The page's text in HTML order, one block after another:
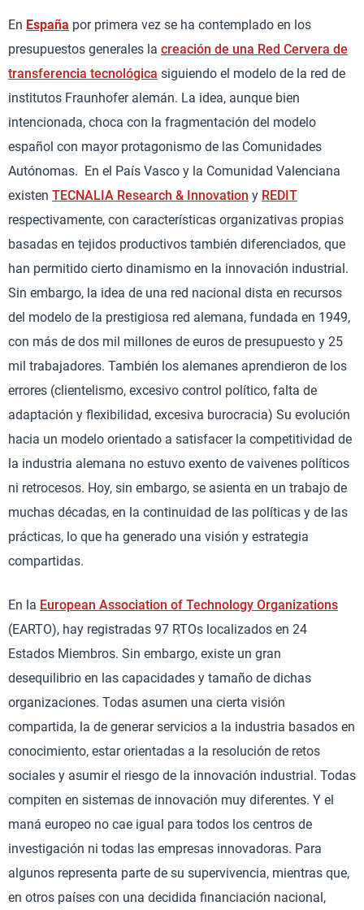
En España por primera vez se ha contemplado en los
presupuestos generales la creación de una Red Cervera de
transferencia tecnológica siguiendo el modelo de la red de
institutos Fraunhofer alemán. La idea, aunque bien
intencionada, choca con la fragmentación del modelo
español con mayor protagonismo de las Comunidades
Autónomas. En el País Vasco y la Comunidad Valenciana
existen TECNALIA Research & Innovation y REDIT
respectivamente, con características organizativas propias
basadas en tejidos productivos también diferenciados, que
han permitido cierto dinamismo en la innovación industrial.
Sin embargo, la idea de una red nacional dista en recursos
del modelo de la prestigiosa red alemana, fundada en 1949,
con más de dos mil millones de euros de presupuesto y 25
mil trabajadores. También los alemanes aprendieron de los
errores (clientelismo, excesivo control político, falta de
adaptación y flexibilidad, excesiva burocracia) Su evolución
hacia un modelo orientado a satisfacer la competitividad de
la industria alemana no estuvo exento de vaivenes políticos
ni retrocesos. Hoy, sin embargo, se asienta en un trabajo de
muchas décadas, en la continuidad de las políticas y de las
prácticas, lo que ha generado una visión y estrategia
compartidas.
En la European Association of Technology Organizations
(EARTO), hay registradas 97 RTOs localizados en 24
Estados Miembros. Sin embargo, existe un gran
desequilibrio en las capacidades y tamaño de dichas
organizaciones. Todas asumen una cierta visión
compartida, la de generar servicios a la industria basados en
conocimiento, estar orientadas a la resolución de retos
sociales y asumir el riesgo de la innovación industrial. Todas
compiten en sistemas de innovación muy diferentes. Y el
maná europeo no cae igual para todos los centros de
investigación ni todas las empresas innovadoras. Para
algunos representa parte de su supervivencia, mientras que,
en otros países con una decidida financiación nacional,